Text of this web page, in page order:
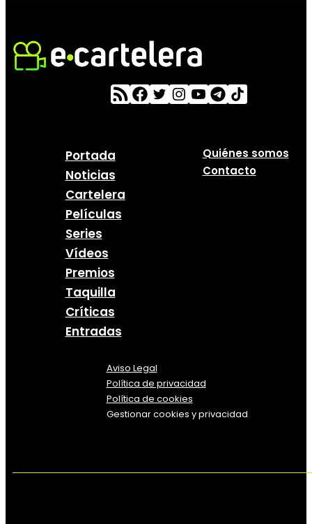
Portada
Noticias
Cartelera
Películas
Series
Vídeos
Premios
Taquilla
Críticas
Entradas
Quiénes somos
Contacto
Aviso Legal
Política de privacidad
Política de cookies
Gestionar cookies y privacidad